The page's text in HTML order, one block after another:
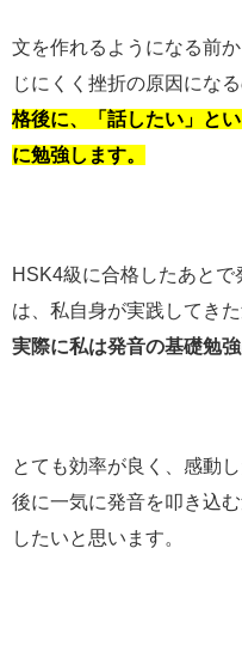
文を作れるようになる前
じにくく挫折の原因になる
格後に、「話したい」と
に勉強します。
HSK4級に合格したあと
は、私自身が実践してきた
実際に私は発音の基礎勉
とても効率が良く、感動
後に一気に発音を叩き込
したいと思います。